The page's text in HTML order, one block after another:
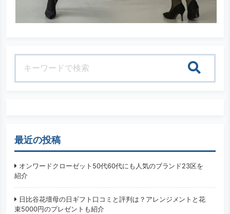
最近の投稿
オンワードクローゼット50代60代にも人気のブランド23区を
紹介
日比谷花壇母の日ギフト口コミと評判は？アレンジメントと花
束5000円のプレゼントも紹介